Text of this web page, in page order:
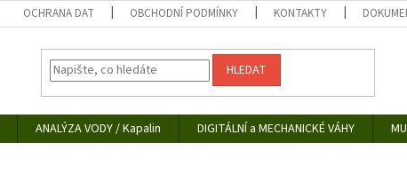
OCHRANA DAT OBCHODNÍ PODMÍNKY KONTAKTY
HLEDAT
ANALÝZA VODY / Kapalin DIGITÁLNÍ a MECHANICKÉ VÁHY